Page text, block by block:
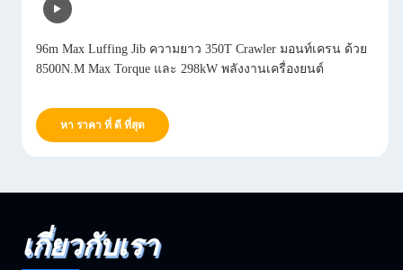
96m Max Luffing Jib ความยาว 350T Crawler มอนท์เครน ด้วย
8500N.M Max Torque และ 298kW พลังงานเครื่องยนต์
หา ราคา ที่ ดี ที่สุด
เกี่ยวกับเรา